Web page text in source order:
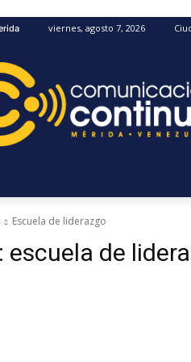
viernes, agosto 7, 2026
Escuela de liderazgo
escuela de